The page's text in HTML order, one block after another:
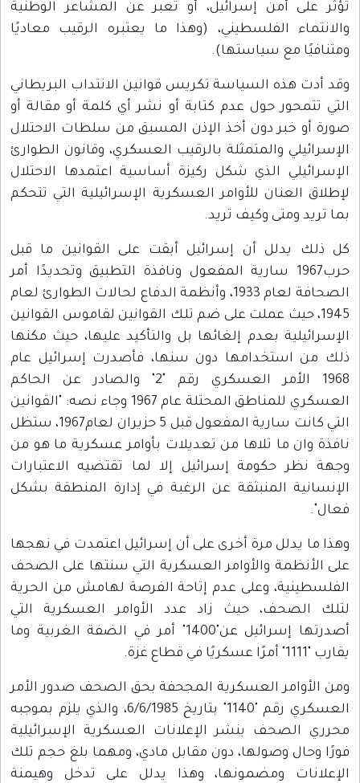
تؤثر على أمن إسرائيل، أو تعبر عن المشاعر الوطنية
والانتماء الفلسطيني، (وهذا ما يعتبره الرقيب معاديًا
ومتنافيًا مع سياستها).
وقد أدت هذه السياسة تكريس قوانين الانتداب البريطاني
التي تتمحور حول عدم كتابة أو نشر أي كلمة أو مقالة أو
صورة أو خبر دون أخذ الإذن المسبق من سلطات الاحتلال
الإسرائيلي والمتمثلة بالرقيب العسكري، وقانون الطوارئ
الإسرائيلي الذي شكل ركيزة أساسية اعتمدها الاحتلال
لإطلاق العنان للأوامر العسكرية الإسرائيلية التي تتحكم
بما تريد ومتى وكيف تريد.
كل ذلك يدلل أن إسرائيل أبقت على القوانين ما قبل
حرب1967 سارية المفعول ونافذة التطبيق وتحديدًا أمر
الصحافة لعام 1933، وأنظمة الدفاع لحالات الطوارئ لعام
1945، حيث عملت على ضم تلك القوانين لقاموس القوانين
الإسرائيلية بعدم إلغائها بل والتأكيد عليها، حيث مكنها
ذلك من استخدامها دون سنها، فأصدرت إسرائيل عام
1968 الأمر العسكري رقم "2" والصادر عن الحاكم
العسكري للمناطق المحتلة عام 1967 وجاء نصه: "القوانين
التي كانت سارية المفعول قبل 5 حزيران لعام1967، ستظل
نافذة وان ما تلاها من تعديلات بأوامر عسكرية ما هو من
وجهة نظر حكومة إسرائيل إلا لما تقتضيه الاعتبارات
الإنسانية المنبثقة عن الرغبة في إدارة المنطقة بشكل
فعال".
وهذا ما يدلل مرة أخرى على أن إسرائيل اعتمدت في نهجها
على الأنظمة والأوامر العسكرية التي سنتها على الصحف
الفلسطينية، وعلى عدم إتاحة الفرصة لهامش من الحرية
لتلك الصحف، حيث زاد عدد الأوامر العسكرية التي
أصدرتها إسرائيل عن"1400" أمر في الضفة الغربية وما
يقارب "1111" أمرًا عسكريًا في قطاع غزة.
ومن الأوامر العسكرية المجحفة بحق الصحف صدور الأمر
العسكري رقم "1140" بتاريخ 6/6/1985، والذي يلزم بموجبه
محرري الصحف بنشر الإعلانات العسكرية الإسرائيلية
فورًا وحال وصولها، دون مقابل مادي، ومهما بلغ حجم تلك
الإعلانات ومضمونها، وهذا يدلل على تدخل وهيمنة